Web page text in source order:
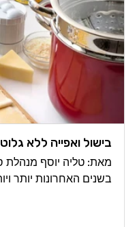
בישול ואפייה ללא
בשנים האחרונות יותר